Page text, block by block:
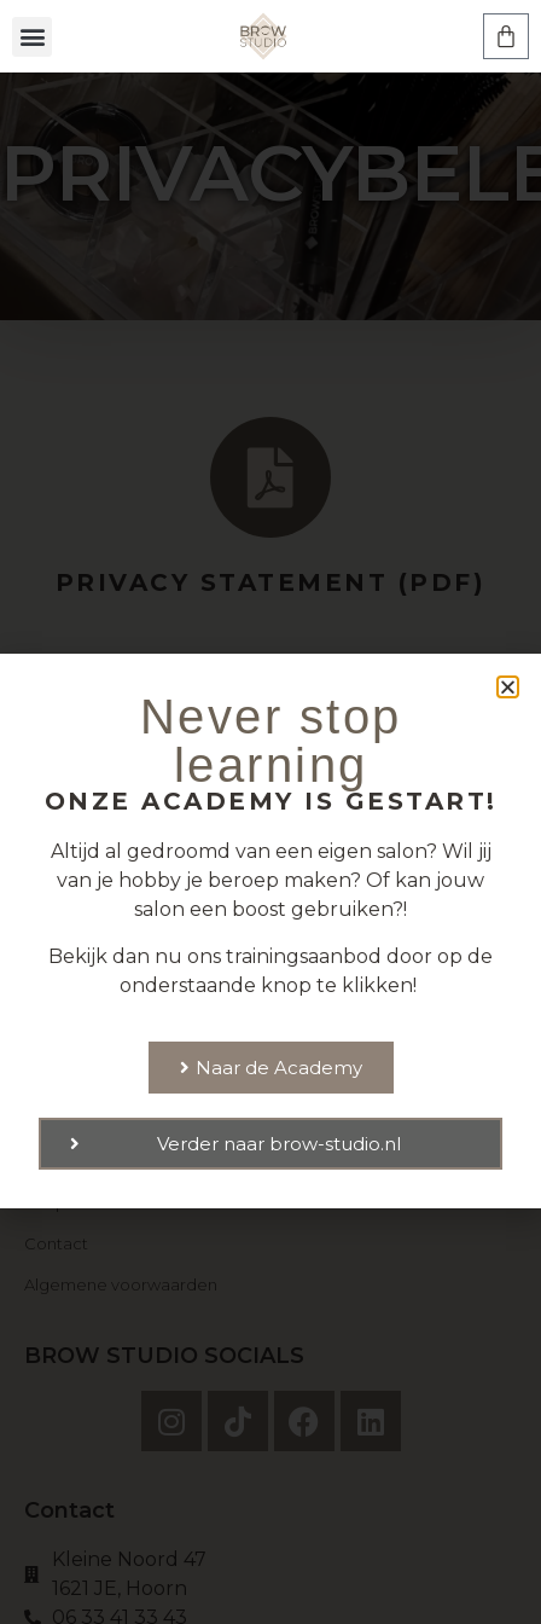
PRIVACY STATEMENT (PDF)
MAAK NU EEN AFSPRAAK
Of neem contact met ons op als je vragen hebt
over een behandeling.
Maak nu een afspraak
BROW-STUDIO.NL
Maak een afspraak
Contact
Algemene voorwaarden
BROW STUDIO SOCIALS
Contact
Kleine Noord 47
1621 JE, Hoorn
06 33 41 33 43
Never stop
learning
ONZE ACADEMY IS GESTART!
Altijd al gedroomd van een eigen salon? Wil jij
van je hobby je beroep maken? Of kan jouw
salon een boost gebruiken?!
Bekijk dan nu ons trainingsaanbod door op de
onderstaande knop te klikken!
Naar de Academy
Verder naar brow-studio.nl